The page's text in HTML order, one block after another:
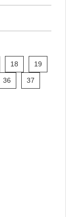
18 19
36 37